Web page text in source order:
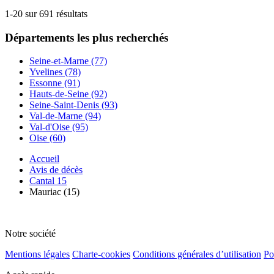
1-20 sur 691 résultats
Départements les plus recherchés
Seine-et-Marne (77)
Yvelines (78)
Essonne (91)
Hauts-de-Seine (92)
Seine-Saint-Denis (93)
Val-de-Marne (94)
Val-d'Oise (95)
Oise (60)
Accueil
Avis de décès
Cantal 15
Mauriac (15)
Notre société
Mentions légales Charte-cookies Conditions générales d’utilisation